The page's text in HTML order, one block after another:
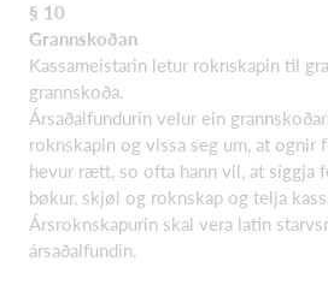
§ 10
Grannskoðan
Kassameistarin letur roknskapin til
grannskoða.
Ársaðalfundurin velur ein
roknskapin og vissa seg um, at ognir
hevur rætt, so ofta hann vil, at síggja
bøkur, skjøl og roknskap og telja
Ársroknskapurin skal vera latin
ársaðalfundin.